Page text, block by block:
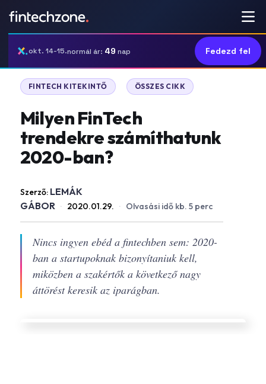
okt. 14-15.normál ár: 49 nap Fedezd fel
FINTECH KITEKINTŐ ÖSSZES CIKK
Milyen FinTech
trendekre számíthatunk
2020-ban?
Szerző: LEMÁK
GÁBOR · 2020.01.29. · Olvasási idő kb. 5 perc
Nincs ingyen ebéd a fintechben sem: 2020-
ban a startupoknak bizonyítaniuk kell,
miközben a szakértők a következő nagy
áttörést keresik az iparágban.